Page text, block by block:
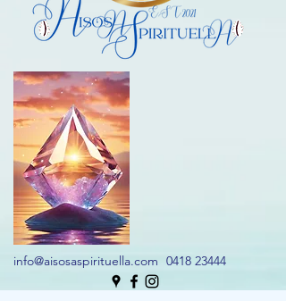
info@aisosaspirituella.com 0418 23444